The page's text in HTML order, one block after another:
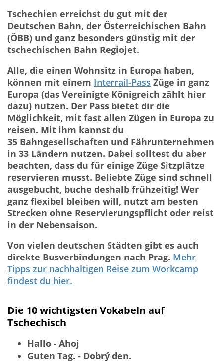
Tschechien erreichst du gut mit der
Deutschen Bahn, der Österreichischen Bahn
(ÖBB) und ganz besonders günstig mit der
tschechischen Bahn Regiojet.
Alle, die einen Wohnsitz in Europa haben,
können mit einem Interrail-Pass Züge in ganz
Europa (das Vereinigte Königreich zählt hier
dazu) nutzen. Der Pass bietet dir die
Möglichkeit, mit fast allen Zügen in Europa zu
reisen. Mit ihm kannst du
35 Bahngesellschaften und Fährunternehmen
in 33 Ländern nutzen. Dabei solltest du aber
beachten, dass du für einige Züge Sitzplätze
reservieren musst. Beliebte Züge sind schnell
ausgebucht, buche deshalb frühzeitig! Wer
ganz flexibel bleiben will, nutzt am besten
Strecken ohne Reservierungspflicht oder reist
in der Nebensaison.
Von vielen deutschen Städten gibt es auch
direkte Busverbindungen nach Prag. Mehr
Tipps zur nachhaltigen Reise zum Workcamp
findest du hier.
Die 10 wichtigsten Vokabeln auf
Tschechisch
Hallo - Ahoj
Guten Tag. - Dobrý den.